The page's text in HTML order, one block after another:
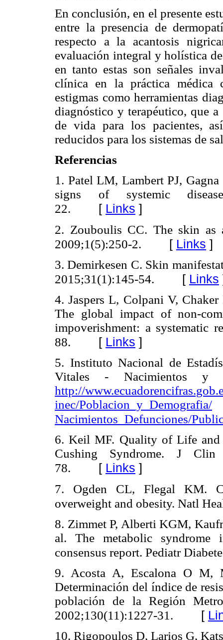
En conclusión, en el presente
entre la presencia de
respecto a la acantosis
evaluación integral y holística
en tanto estas son señales
clínica en la práctica médica
estigmas como herramientas
diagnóstico y terapéutico, que
de vida para los pacientes,
reducidos para los sistemas de
Referencias
1. Patel LM, Lambert PJ,
signs of systemic
22. [ Links ]
2. Zouboulis CC. The skin as
2009;1(5):250-2. [ Links ]
3. Demirkesen C. Skin
2015;31(1):145-54. [ Links
4. Jaspers L, Colpani V,
The global impact of non-
impoverishment: a systematic
88. [ Links ]
5. Instituto Nacional de
Vitales - Nacimientos y
http://
inec/Poblacion_y_Demografia/
Nacimientos_Defunciones/
6. Keil MF. Quality of Life and
Cushing Syndrome. J Clin
78. [ Links ]
7. Ogden CL, Flegal KM.
overweight and obesity. Natl
8. Zimmet P, Alberti KGM,
al. The metabolic
consensus report. Pediatr
9. Acosta A, Escalona O
Determinación del índice de
población de la Región
2002;130(11):1227-31. [
10. Rigopoulos D, Larios G,